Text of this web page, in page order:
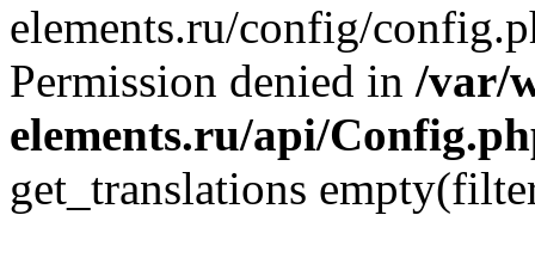
elements.ru/config/
Permission denied in /var/
elements.ru/api/
get_translations